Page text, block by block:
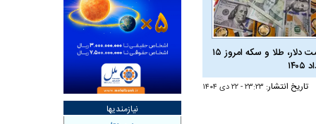
قیمت دلار، طلا و سکه امروز ۱۵
تاریخ انتشار: ۲۳:۲۳ - ۲۲ دی ۱۴۰۴
نیازمندیها